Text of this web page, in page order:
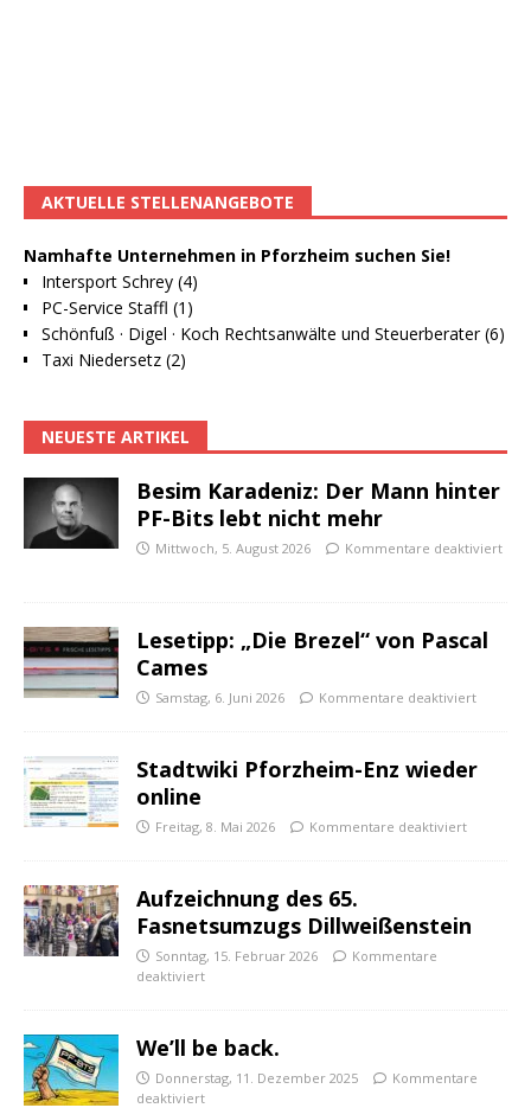
AKTUELLE STELLENANGEBOTE
Namhafte Unternehmen in Pforzheim suchen Sie!
Intersport Schrey (4)
PC-Service Staffl (1)
Schönfuß · Digel · Koch Rechtsanwälte und Steuerberater (6)
Taxi Niedersetz (2)
NEUESTE ARTIKEL
Besim Karadeniz: Der Mann hinter
PF-Bits lebt nicht mehr
Mittwoch, 5. August 2026 Kommentare deaktiviert
Lesetipp: „Die Brezel“ von Pascal
Cames
Samstag, 6. Juni 2026 Kommentare deaktiviert
Stadtwiki Pforzheim-Enz wieder
online
Freitag, 8. Mai 2026 Kommentare deaktiviert
Aufzeichnung des 65.
Fasnetsumzugs Dillweißenstein
Sonntag, 15. Februar 2026
Kommentare
deaktiviert
We’ll be back.
Donnerstag, 11. Dezember 2025
Kommentare
deaktiviert